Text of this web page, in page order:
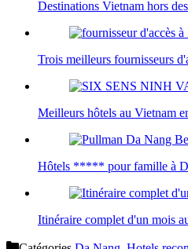
Destinations Vietnam hors
Trois meilleurs fournisseurs
Meilleurs hôtels au Vietnam
Hôtels ***** pour famille à
Itinéraire complet d'un mois